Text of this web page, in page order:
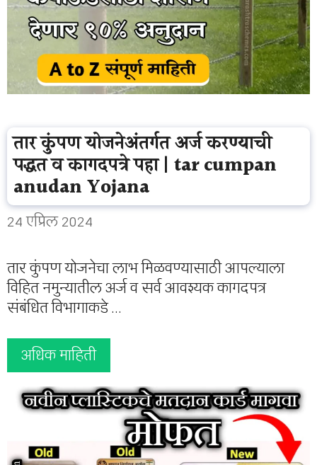
तार कुंपण योजनेअंतर्गत अर्ज करण्याची
पद्धत व कागदपत्रे पहा | tar cumpan
anudan Yojana
24 एप्रिल 2024
तार कुंपण योजनेचा लाभ मिळवण्यासाठी आपल्याला
विहित नमुन्यातील अर्ज व सर्व आवश्यक कागदपत्र
संबंधित विभागाकडे …
अधिक माहिती